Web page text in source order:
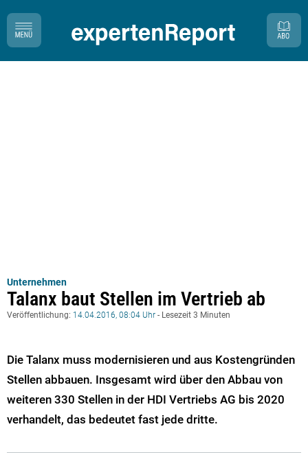
Unternehmen
Talanx baut Stellen im Vertrieb ab
Veröffentlichung: 14.04.2016, 08:04 Uhr - Lesezeit 3 Minuten
Die Talanx muss modernisieren und aus Kostengründen
Stellen abbauen. Insgesamt wird über den Abbau von
weiteren 330 Stellen in der HDI Vertriebs AG bis 2020
verhandelt, das bedeutet fast jede dritte.